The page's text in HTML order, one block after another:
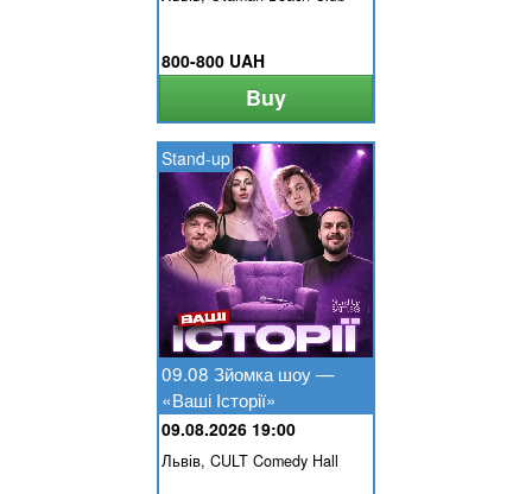
800-800 UAH
Buy
Stand-up
09.08 Зйомка шоу —
«Ваші Історії»
09.08.2026 19:00
Львів, CULT Comedy Hall